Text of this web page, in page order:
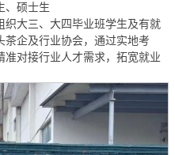
、硕士生
织大三、大四毕业班学生及有就
茶企及行业协会，通过实地考
对接行业人才需求，拓宽就业